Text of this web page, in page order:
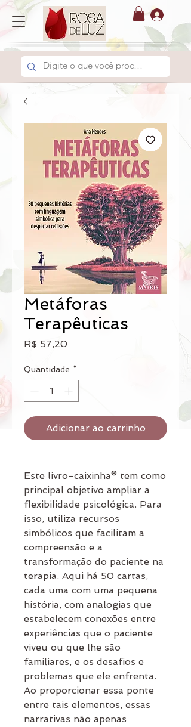
Metáforas
Terapêuticas
R$ 57,20Preço
Quantidade *
Adicionar ao carrinho
Este livro-caixinha® tem como
principal objetivo ampliar a
flexibilidade psicológica. Para
isso, utiliza recursos
simbólicos que facilitam a
compreensão e a
transformação do paciente na
terapia. Aqui há 50 cartas,
cada uma com uma pequena
história, com analogias que
estabelecem conexões entre
experiências que o paciente
viveu ou que lhe são
familiares, e os desafios e
problemas que ele enfrenta.
Ao proporcionar essa ponte
entre tais elementos, essas
narrativas não apenas